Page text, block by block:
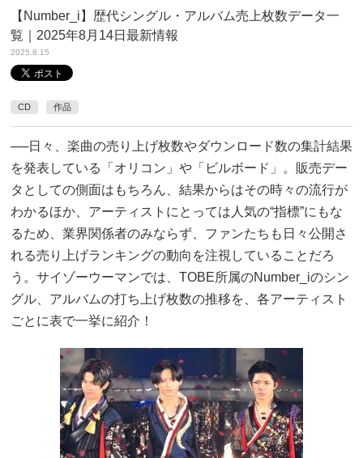
【Number_i】歴代シングル・アルバム売上枚数データ一
覧｜2025年8月14日最新情報
2025.8.15
CD 作品
──日々、楽曲の売り上げ枚数やダウンロード数の集計結果
を発表している「オリコン」や「ビルボード」。販売デー
タとしての側面はもちろん、結果からはその時々の流行が
わかるほか、アーティストにとっては人気の“指標”にもな
るため、業界関係者のみならず、ファンたちも日々公開さ
れる売り上げランキングの動向を注視していることだろ
う。サイゾーウーマンでは、TOBE所属のNumber_iのシン
グル、アルバムの打ち上げ枚数の推移を、各アーティスト
ごとに表で一挙に紹介！